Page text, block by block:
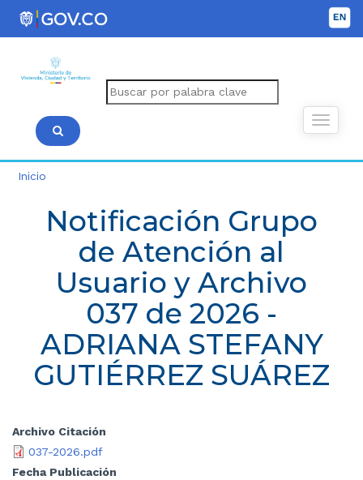
Inicio
Notificación Grupo
de Atención al
Usuario y Archivo
037 de 2026 -
ADRIANA STEFANY
GUTIÉRREZ SUÁREZ
Archivo Citación
037-2026.pdf
Fecha Publicación